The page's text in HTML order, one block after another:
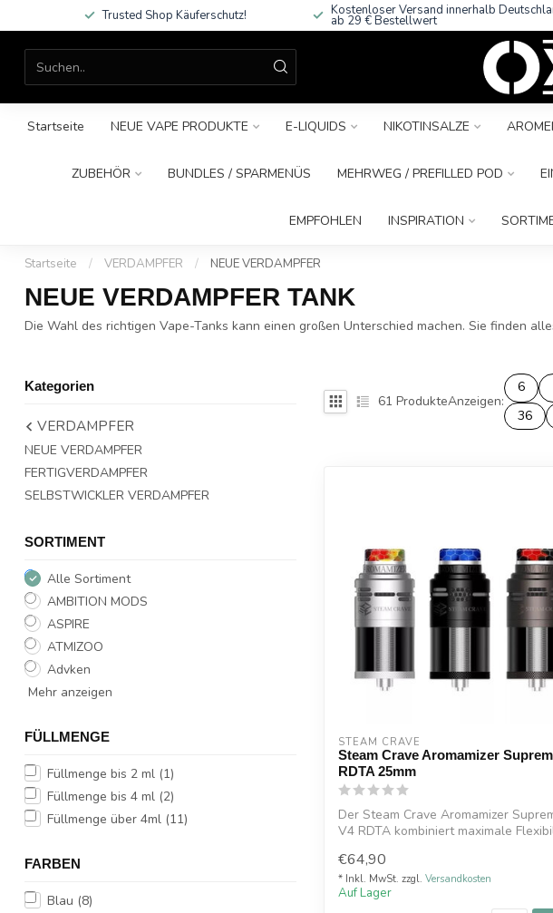
Trusted Shop Käuferschutz! Kostenloser Versand innerhalb
ab 29 € Bestellwert
Startseite NEUE VAPE PRODUKTE E-LIQUIDS NIKOTINSALZE
ZUBEHÖR BUNDLES / SPARMENÜS MEHRWEG / PREFILLED POD
EMPFOHLEN INSPIRATION
Startseite / VERDAMPFER / NEUE VERDAMPFER
NEUE VERDAMPFER TANK
Die Wahl des richtigen Vape-Tanks kann einen großen Unterschied machen. Sie finden
Kategorien
VERDAMPFER
NEUE VERDAMPFER
FERTIGVERDAMPFER
SELBSTWICKLER VERDAMPFER
SORTIMENT
Alle Sortiment
AMBITION MODS
ASPIRE
ATMIZOO
Advken
Mehr anzeigen
FÜLLMENGE
Füllmenge bis 2 ml (1)
Füllmenge bis 4 ml (2)
Füllmenge über 4ml (11)
FARBEN
Blau (8)
61 ProdukteAnzeigen:
6
36
STEAM CRAVE
Steam Crave Aromamizer
RDTA 25mm
Der Steam Crave Aromamizer
V4 RDTA kombiniert maximale
€64,90
* Inkl. MwSt. zzgl. Versandkosten
Auf Lager